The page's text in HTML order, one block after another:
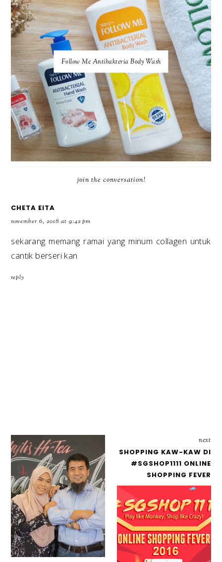
Follow Me Antibakteria Body Wash
join the conversation!
CHETA EITA
november 6, 2018 at 9:42 pm
sekarang memang ramai yang minum collagen untuk
cantik berseri kan
reply
next
SHOPPING KAW-KAW DI
#SGSHOP1111 ONLINE
SHOPPING FEVER